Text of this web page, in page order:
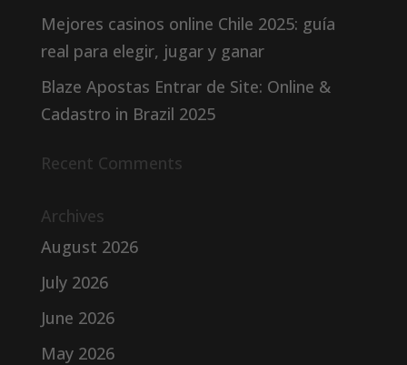
Mejores casinos online Chile 2025: guía
real para elegir, jugar y ganar
Blaze Apostas Entrar de Site: Online &
Cadastro in Brazil 2025
Recent Comments
Archives
August 2026
July 2026
June 2026
May 2026